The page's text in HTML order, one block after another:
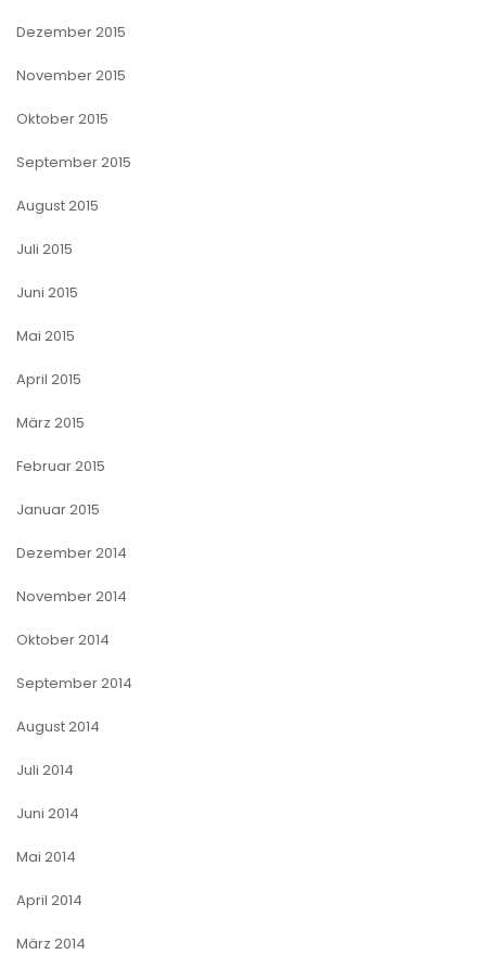
Dezember 2015
November 2015
Oktober 2015
September 2015
August 2015
Juli 2015
Juni 2015
Mai 2015
April 2015
März 2015
Februar 2015
Januar 2015
Dezember 2014
November 2014
Oktober 2014
September 2014
August 2014
Juli 2014
Juni 2014
Mai 2014
April 2014
März 2014